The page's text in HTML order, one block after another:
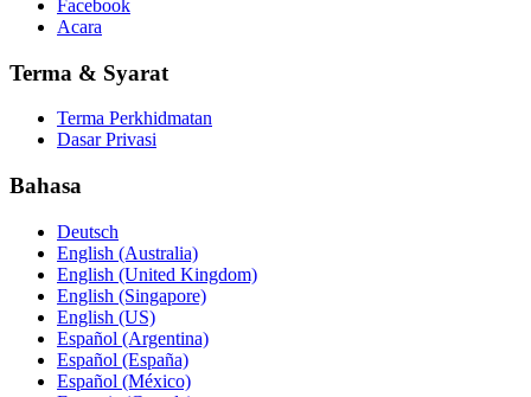
Facebook
Acara
Terma & Syarat
Terma Perkhidmatan
Dasar Privasi
Bahasa
Deutsch
English (Australia)
English (United Kingdom)
English (Singapore)
English (US)
Español (Argentina)
Español (España)
Español (México)